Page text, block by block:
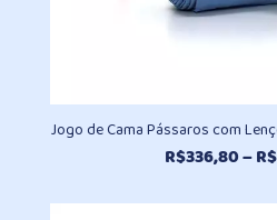
Jogo de Cama Pássaros com
R$336,80–R$